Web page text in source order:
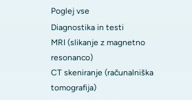
Poglej vse
Diagnostika in testi
MRI (slikanje z magnetno
resonanco)
CT skeniranje (računalniška
tomografija)